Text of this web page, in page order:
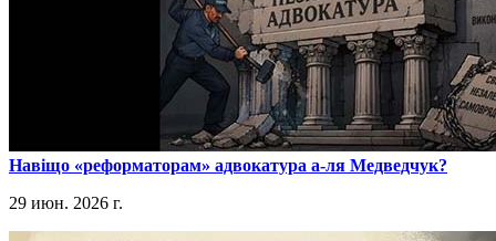
​Навіщо «реформаторам» адвокатура а-ля Медведчук?
29 июн. 2026 г.